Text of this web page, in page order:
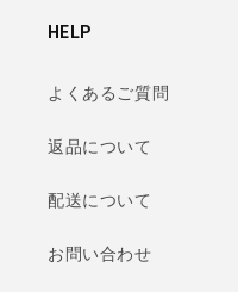
HELP
よくあるご質問
返品について
配送について
お問い合わせ